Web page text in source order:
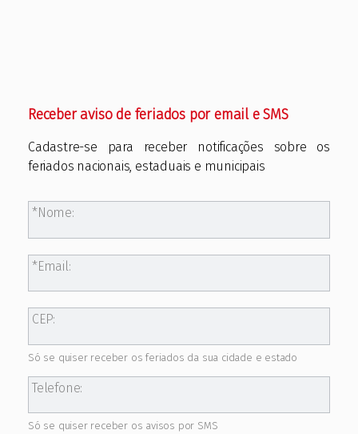
Receber aviso de feriados por email e SMS
Cadastre-se para receber notificações sobre os
feriados nacionais, estaduais e municipais
Nome:
Email:
CEP:
Só se quiser receber os feriados da sua cidade e estado
Telefone:
Só se quiser receber os avisos por SMS